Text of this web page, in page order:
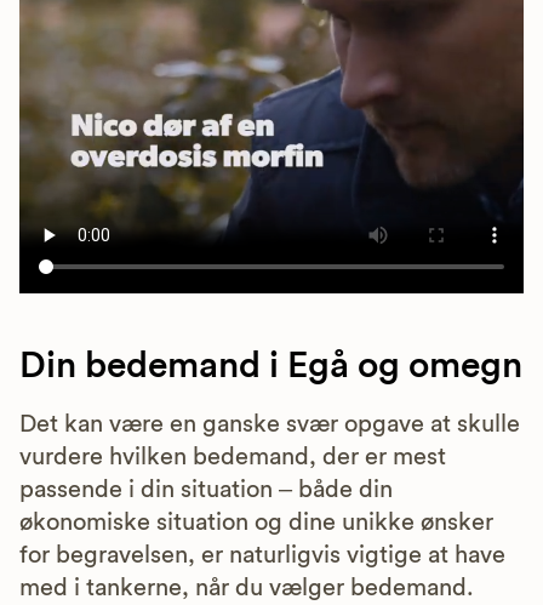
Din bedemand i Egå og omegn
Det kan være en ganske svær opgave at skulle
vurdere hvilken bedemand, der er mest
passende i din situation – både din
økonomiske situation og dine unikke ønsker
for begravelsen, er naturligvis vigtige at have
med i tankerne, når du vælger bedemand.